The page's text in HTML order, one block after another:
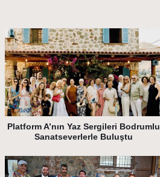
Platform A’nın Yaz Sergileri Bodrumlu
Sanatseverlerle Buluştu